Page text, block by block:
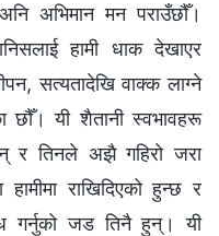
अभिमान मन पराउँछौँ।
हामी धाक देखाएर
सत्यतादेखि वाक्क लाग्ने
छौँ। यी शैतानी स्वभावहरू
र तिनले अझै गहिरो जरा
राखिदिएको हुन्छ र
गर्नुको जड तिनै हुन्। यी